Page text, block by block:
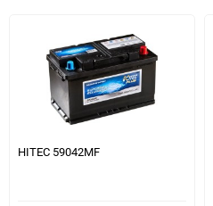
HITEC 59042MF